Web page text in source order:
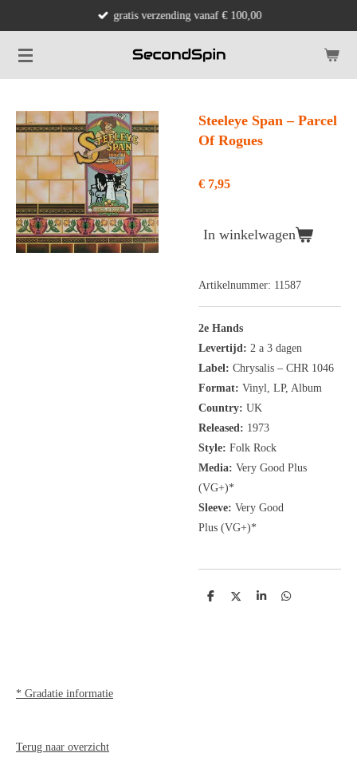
naar
de
gratis verzending vanaf € 100,00
Steeleye Span ‎– Parcel
Of Rogues
€ 7,95
In winkelwagen
Artikelnummer: 11587
2e Hands
Levertijd: 2 a 3 dagen
Label: Chrysalis ‎– CHR 1046
Format: Vinyl, LP, Album
Country: UK
Released: 1973
Style: Folk Rock
Media: Very Good Plus
(VG+)*
Sleeve: Very Good
Plus (VG+)*
D
D
S
D
* Gradatie informatie
Terug naar overzicht